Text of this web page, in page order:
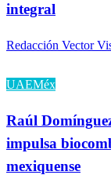
integral
Redacción Vector
UAEMéx
Raúl
impulsa
mexiquense